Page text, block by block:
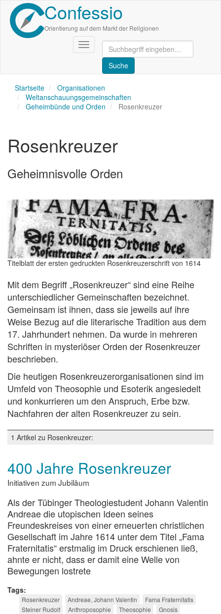
Direkt
zum
Inhalt
Confessio
Orientierung auf dem Markt der Religionen
Navigation
aktivieren/deaktivieren
Startseite
Organisationen
Weltanschauungsgemeinschaften
Geheimbünde und Orden
Rosenkreuzer
Rosenkreuzer
Geheimnisvolle Orden
Titelblatt der ersten gedruckten Rosenkreuzerschrift von 1614
Mit dem Begriff „Rosenkreuzer“ sind eine Reihe
unterschiedlicher Gemeinschaften bezeichnet.
Gemeinsam ist ihnen, dass sie jeweils auf ihre
Weise Bezug auf die literarische Tradition aus dem
17. Jahrhundert nehmen. Da wurde in mehreren
Schriften in mysteriöser Orden der Rosenkreuzer
beschrieben.
Die heutigen Rosenkreuzerorganisationen sind im
Umfeld von Theosophie und Esoterik angesiedelt
und konkurrieren um den Anspruch, Erbe bzw.
Nachfahren der alten Rosenkreuzer zu sein.
1 Artikel zu Rosenkreuzer:
400 Jahre Rosenkreuzer
Initiativen zum Jubiläum
Als der Tübinger Theologiestudent Johann Valentin
Andreae die utopischen Ideen seines
Freundeskreises von einer erneuerten christlichen
Gesellschaft im Jahre 1614 unter dem Titel „Fama
Fraternitatis“ erstmalig im Druck erschienen ließ,
ahnte er nicht, dass er damit eine Welle von
Bewegungen lostrete
Tags
Rosenkreuzer Andreae, Johann Valentin
Fama Fraternitatis
Steiner Rudolf
Anthroposophie Theosophie
Gnosis